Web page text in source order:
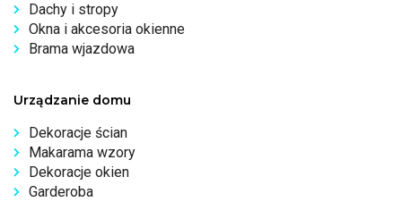
Dachy i stropy
Okna i akcesoria okienne
Brama wjazdowa
Urządzanie domu
Dekoracje ścian
Makarama wzory
Dekoracje okien
Garderoba